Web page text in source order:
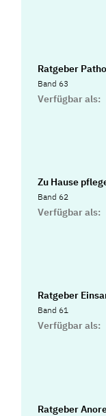
Ratgeber
Band 63
Verfügbar als:
Zu Hause
Band 62
Verfügbar als:
Ratgeber
Band 61
Verfügbar als:
Ratgeber